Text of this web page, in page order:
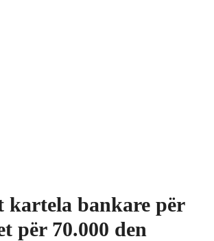
kartela bankare për
për 70.000 den